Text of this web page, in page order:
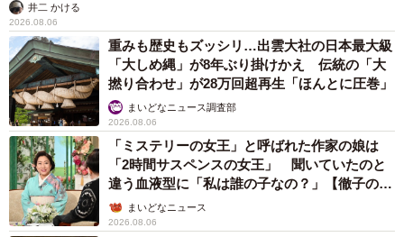
井二 かける
2026.08.06
重みも歴史もズッシリ…出雲大社の日本最大級
「大しめ縄」が8年ぶり掛けかえ 伝統の「大
撚り合わせ」が28万回超再生「ほんとに圧巻」
まいどなニュース調査部
2026.08.06
「ミステリーの女王」と呼ばれた作家の娘は
「2時間サスペンスの女王」 聞いていたのと
違う血液型に「私は誰の子なの？」【徹子の部
屋】まいどなニュース
2026.08.06